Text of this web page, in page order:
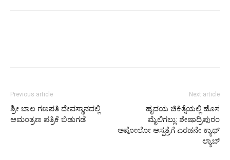
Previous article
ಶ್ರೀ ಬಾಲ ಗಣಪತಿ ದೇವಸ್ಥಾನದಲ್ಲಿ
ಆಮಂತ್ರಣ ಪತ್ರಿಕೆ ಬಿಡುಗಡೆ
Next article
ಹೃದಯ ಚಿಕಿತ್ಸೆಯಲ್ಲಿ ಹೊಸ
ಮೈಲಿಗಲ್ಲು: ಶೇಷಾದ್ರಿಪುರಂ
ಅಪೋಲೋ ಆಸ್ಪತ್ರೆಗೆ ಎರಡನೇ ಕ್ಯಾಥ್
ಲ್ಯಾಬ್